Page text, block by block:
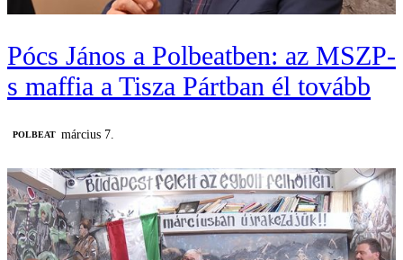
Pócs János a Polbeatben: az MSZP-
s maffia a Tisza Pártban él tovább
‎POLBEAT március 7.